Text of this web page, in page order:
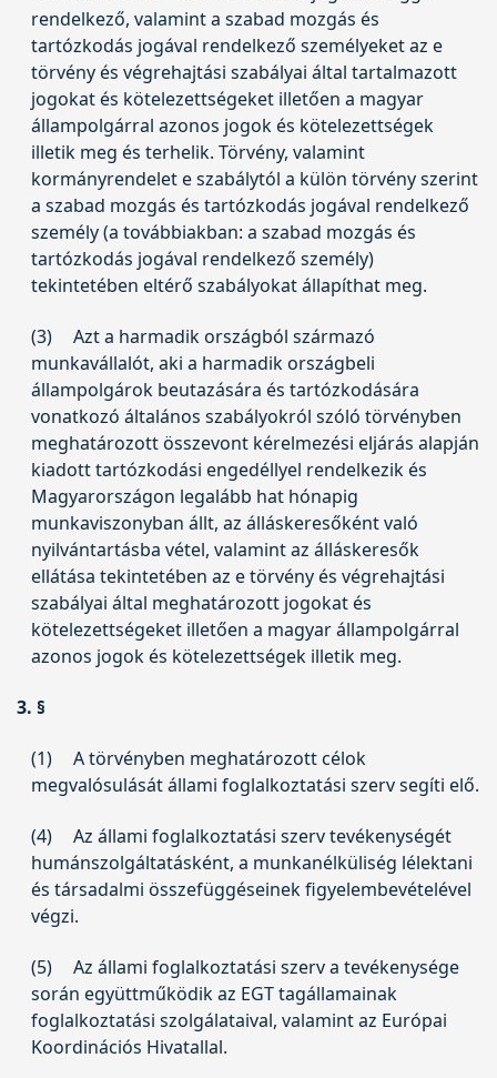
rendelkező, valamint a szabad mozgás és
tartózkodás jogával rendelkező személyeket az e
törvény és végrehajtási szabályai által tartalmazott
jogokat és kötelezettségeket illetően a magyar
állampolgárral azonos jogok és kötelezettségek
illetik meg és terhelik. Törvény, valamint
kormányrendelet e szabálytól a külön törvény szerint
a szabad mozgás és tartózkodás jogával rendelkező
személy (a továbbiakban: a szabad mozgás és
tartózkodás jogával rendelkező személy)
tekintetében eltérő szabályokat állapíthat meg.
(3)
Azt a harmadik országból származó
munkavállalót, aki a harmadik országbeli
állampolgárok beutazására és tartózkodására
vonatkozó általános szabályokról szóló törvényben
meghatározott összevont kérelmezési eljárás alapján
kiadott tartózkodási engedéllyel rendelkezik és
Magyarországon legalább hat hónapig
munkaviszonyban állt, az álláskeresőként való
nyilvántartásba vétel, valamint az álláskeresők
ellátása tekintetében az e törvény és végrehajtási
szabályai által meghatározott jogokat és
kötelezettségeket illetően a magyar állampolgárral
azonos jogok és kötelezettségek illetik meg.
3. §
(1)
A törvényben meghatározott célok
megvalósulását állami foglalkoztatási szerv segíti elő.
(4)
Az állami foglalkoztatási szerv tevékenységét
humánszolgáltatásként, a munkanélküliség lélektani
és társadalmi összefüggéseinek figyelembevételével
végzi.
(5)
Az állami foglalkoztatási szerv a tevékenysége
során együttműködik az EGT tagállamainak
foglalkoztatási szolgálataival, valamint az Európai
Koordinációs Hivatallal.